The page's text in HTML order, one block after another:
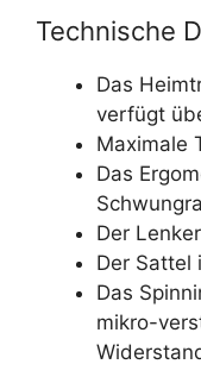
Technische
Das
verfügt
Maximale
Das
Der
Der Sattel
Das
mikro-